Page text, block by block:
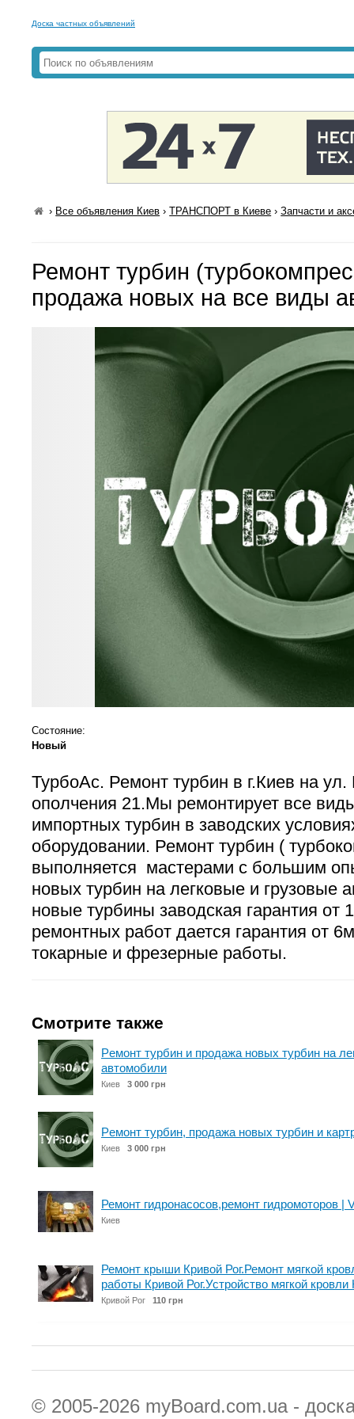
Доска частных объявлений
› Все объявления Киев ›ТРАНСПОРТ в Киеве ›Запчасти и
Ремонт турбин
продажа новых на все виды
Состояние:
Новый
ТурбоАс. Ремонт турбин в г.Киев на ул.
ополчения 21.Мы ремонтирует все
импортных турбин в заводских
оборудовании. Ремонт турбин (
выполняется мастерами с большим
новых турбин на легковые и грузовые
новые турбины заводская гарантия от
ремонтных работ дается гарантия от
токарные и фрезерные работы.
Смотрите также
Рeмонт турбин и продажа новых турбин на
автомобили
Киев 3 000 грн
Peмонт турбин, продажа новых турбин и
Киев 3 000 грн
Ремонт гидронасосов,ремонт гидромоторов |
Киев
Ремонт крыши Кривой Рог.Ремонт мягкой
работы Кривой Рог.Устройство мягкой кровли
Кривой Рог 110 грн
© 2005-2026 myBoard.com.ua -